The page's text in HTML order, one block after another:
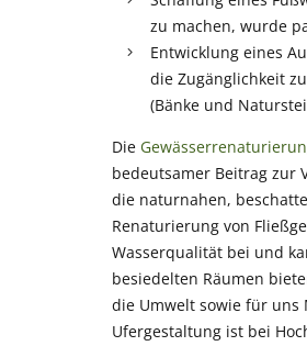
zu machen, wurde
Entwicklung eines
die Zugänglichkeit
(Bänke und
Die
bedeutsamer Beitrag zur
die naturnahen,
Renaturierung von
Wasserqualität bei und
besiedelten Räumen
die Umwelt sowie für uns
Ufergestaltung ist bei